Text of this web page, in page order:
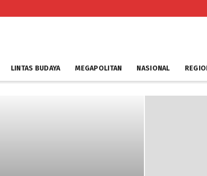
LINTAS BUDAYA MEGAPOLITAN NASIONAL